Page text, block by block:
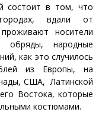
состоит в том, что
вдали от
носители
обряды, народные
как это случилось
из Европы, на
США, Латинской
Востока, которые
костюмами.